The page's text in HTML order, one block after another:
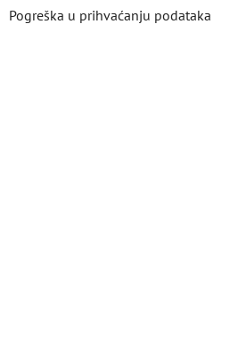
Pogreška u prihvaćanju podataka